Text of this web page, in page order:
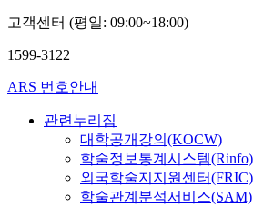
고객센터 (평일: 09:00~18:00)
1599-3122
ARS 번호안내
관련누리집
대학공개강의(KOCW)
학술정보통계시스템(Rinfo)
외국학술지지원센터(FRIC)
학술관계분석서비스(SAM)